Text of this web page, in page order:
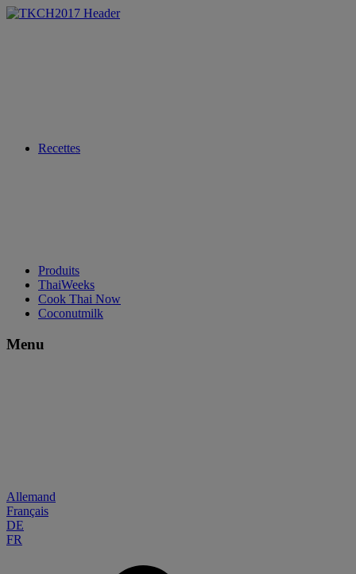
Recettes
Produits
ThaiWeeks
Cook Thai Now
Coconutmilk
Menu
Allemand
Français
DE
FR